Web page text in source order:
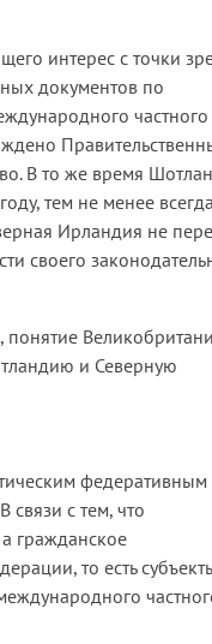
интерес с точки
документов по
частного
В то же время
тем не менее всегда
Ирландия не
своего
понятие
и Северную
федеративным
с тем, что
гражданское
то есть